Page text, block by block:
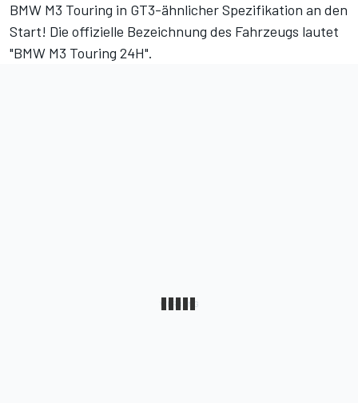
BMW M3 Touring in GT3-ähnlicher Spezifikation an den
Start! Die offizielle Bezeichnung des Fahrzeugs lautet
"BMW M3 Touring 24H".